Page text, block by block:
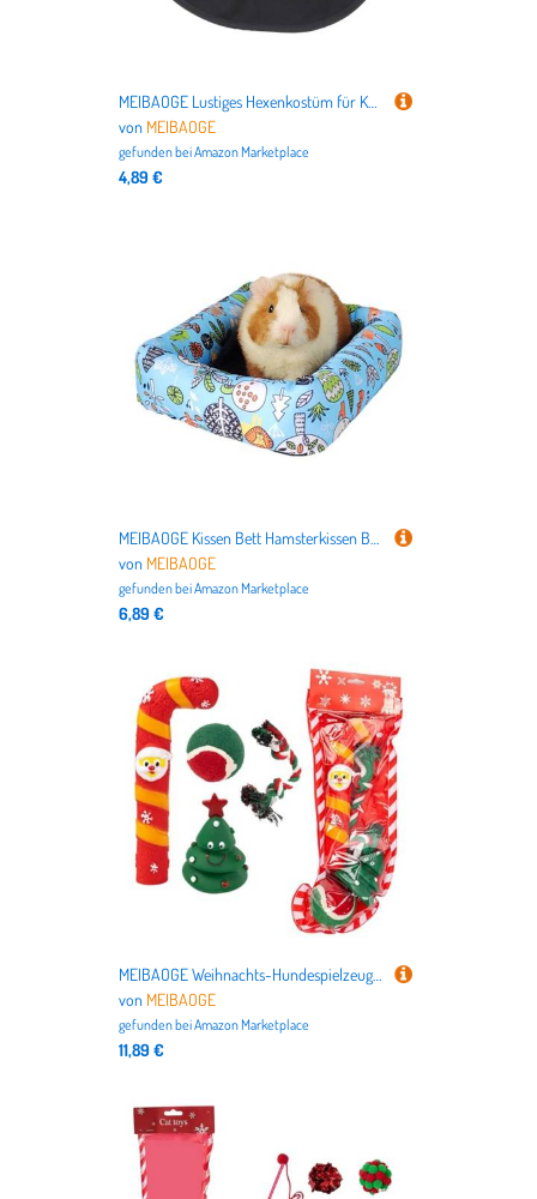
MEIBAOGE Lustiges Hexenkostüm für Katzen und Hunde, Umhang mit Sternendruck, bequemer Umhang, Kostüm, Halloween, Cosplay-Zubehör
von MEIBAOGE
gefunden beiAmazon Marketplace
4,89 €
MEIBAOGE Kissen Bett Hamsterkissen Bett Kissen Kaninchen Spielzeug Weiche Pad Haus für Hamster für Rennmäuse Molar Spielzeug Bett
von MEIBAOGE
gefunden beiAmazon Marketplace
6,89 €
MEIBAOGE Weihnachts-Hundespielzeug-Geschenkset zum Kauen und Spielen, weiches Spielzeug und Seilbeißwiderstand, Festival-Spielzeug für Haustiere
von MEIBAOGE
gefunden beiAmazon Marketplace
11,89 €